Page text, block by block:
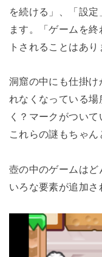
を続ける」、「設
ます。「ゲームを
トされることはあり
洞窟の中にも仕掛
れなくなっている
く？マークがつい
これらの謎もちゃん
壺の中のゲームは
いろな要素が追加さ